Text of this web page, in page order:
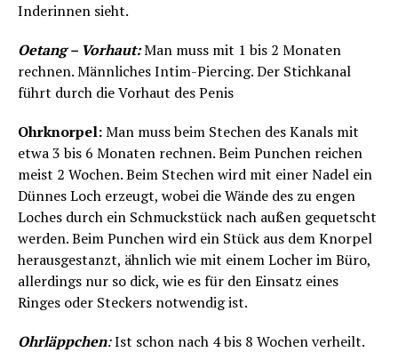
Inderinnen sieht.
Oetang – Vorhaut:Man muss mit 1 bis 2 Monaten
rechnen. Männliches Intim-Piercing. Der Stichkanal
führt durch die Vorhaut des Penis
Ohrknorpel:Man muss beim Stechen des Kanals mit
etwa 3 bis 6 Monaten rechnen. Beim Punchen reichen
meist 2 Wochen. Beim Stechen wird mit einer Nadel ein
Dünnes Loch erzeugt, wobei die Wände des zu engen
Loches durch ein Schmuckstück nach außen gequetscht
werden. Beim Punchen wird ein Stück aus dem Knorpel
herausgestanzt, ähnlich wie mit einem Locher im Büro,
allerdings nur so dick, wie es für den Einsatz eines
Ringes oder Steckers notwendig ist.
Ohrläppchen:Ist schon nach 4 bis 8 Wochen verheilt.